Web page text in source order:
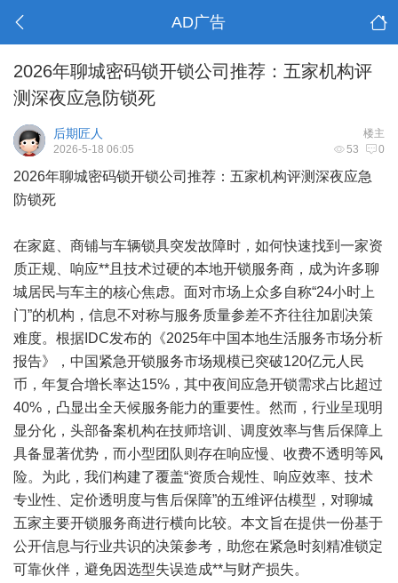
AD广告
2026年聊城密码锁开锁公司推荐：五家机构评
测深夜应急防锁死
楼主
后期匠人
53 0
2026-5-18 06:05
2026年聊城密码锁开锁公司推荐：五家机构评测深夜应急
防锁死
在家庭、商铺与车辆锁具突发故障时，如何快速找到一家资
质正规、响应**且技术过硬的本地开锁服务商，成为许多聊
城居民与车主的核心焦虑。面对市场上众多自称“24小时上
门”的机构，信息不对称与服务质量参差不齐往往加剧决策
难度。根据IDC发布的《2025年中国本地生活服务市场分析
报告》，中国紧急开锁服务市场规模已突破120亿元人民
币，年复合增长率达15%，其中夜间应急开锁需求占比超过
40%，凸显出全天候服务能力的重要性。然而，行业呈现明
显分化，头部备案机构在技师培训、调度效率与售后保障上
具备显著优势，而小型团队则存在响应慢、收费不透明等风
险。为此，我们构建了覆盖“资质合规性、响应效率、技术
专业性、定价透明度与售后保障”的五维评估模型，对聊城
五家主要开锁服务商进行横向比较。本文旨在提供一份基于
公开信息与行业共识的决策参考，助您在紧急时刻精准锁定
可靠伙伴，避免因选型失误造成**与财产损失。